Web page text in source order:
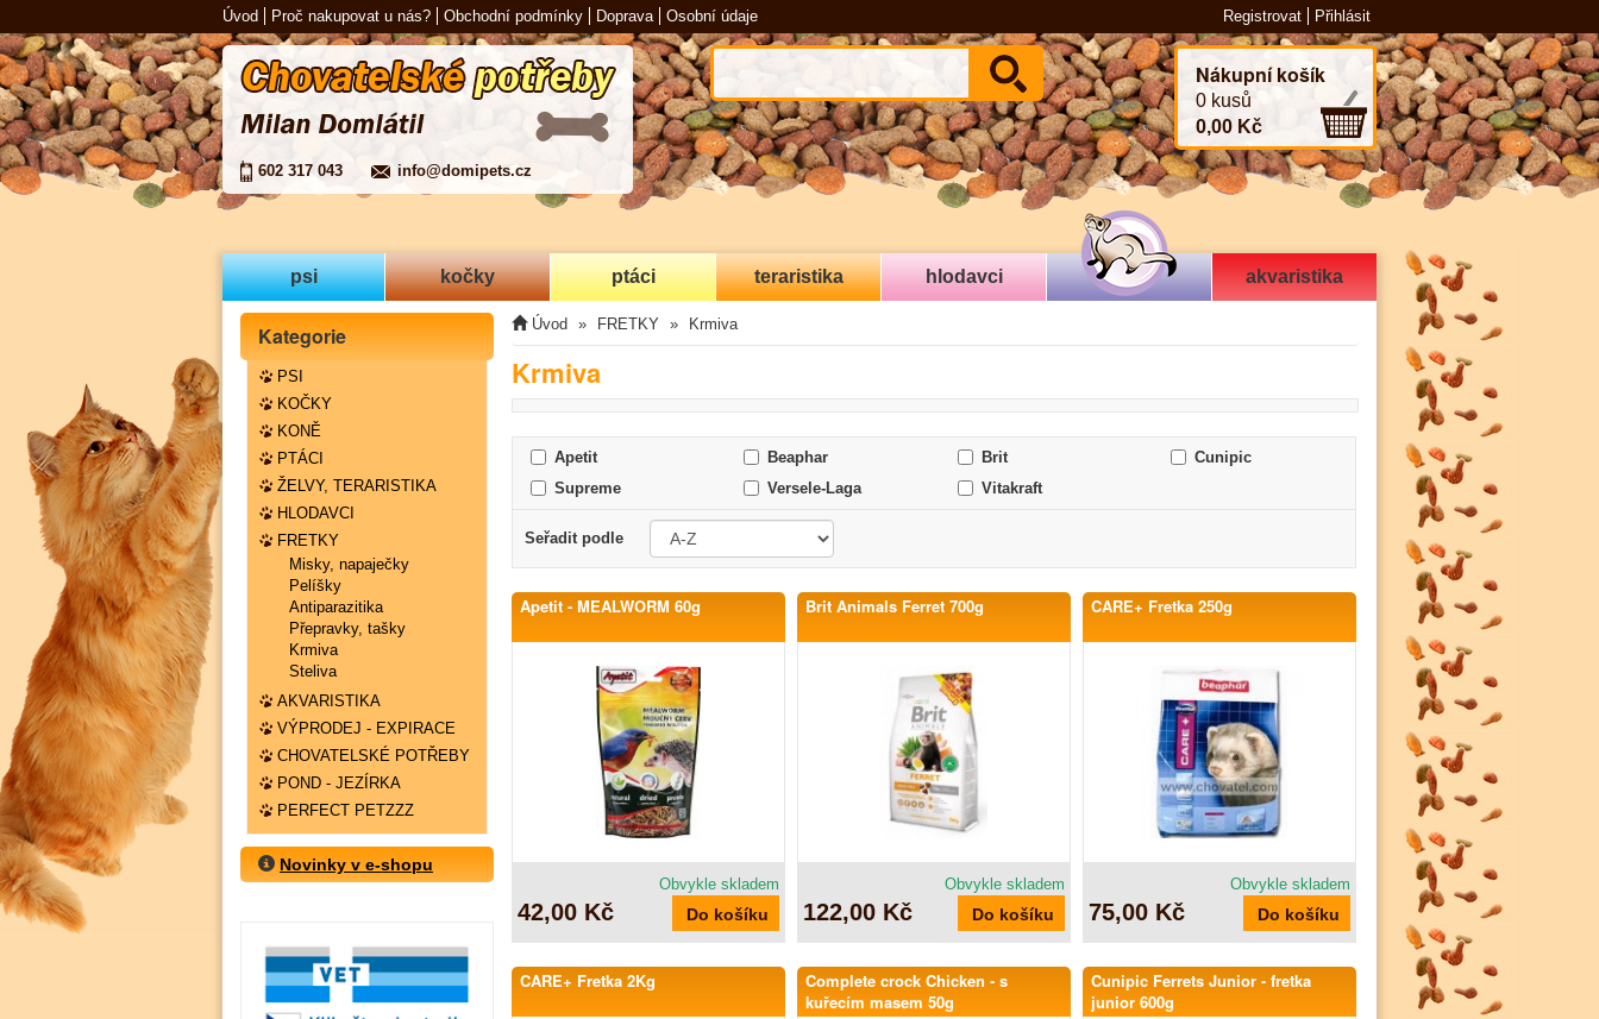
Registrovat Přihlásit
Úvod Proč nakupovat u nás? Obchodní podmínky Doprava Osobní údaje
602 317 043 info@domipets.cz
Nákupní košík
0 kusů
0,00 Kč
psi kočky ptáci teraristika hlodavci akvaristika
Kategorie
PSI
KOČKY
KONĚ
PTÁCI
ŽELVY, TERARISTIKA
HLODAVCI
FRETKY
Misky, napaječky
Pelíšky
Antiparazitika
Přepravky, tašky
Krmiva
Steliva
AKVARISTIKA
VÝPRODEJ - EXPIRACE
CHOVATELSKÉ POTŘEBY
POND - JEZÍRKA
PERFECT PETZZZ
Novinky v e-shopu
Úvod FRETKY Krmiva
Krmiva
Apetit Beaphar Brit
Cunipic
Supreme
Versele-Laga Vitakraft
Seřadit podle
Apetit - MEALWORM 60g
Obvykle skladem
42,00 Kč
Brit Animals Ferret 700g
Obvykle skladem
122,00 Kč
CARE+ Fretka 250g
Obvykle skladem
75,00 Kč
CARE+ Fretka 2Kg
Complete crock Chicken - s
kuřecím masem 50g
Cunipic Ferrets Junior - fretka
junior 600g